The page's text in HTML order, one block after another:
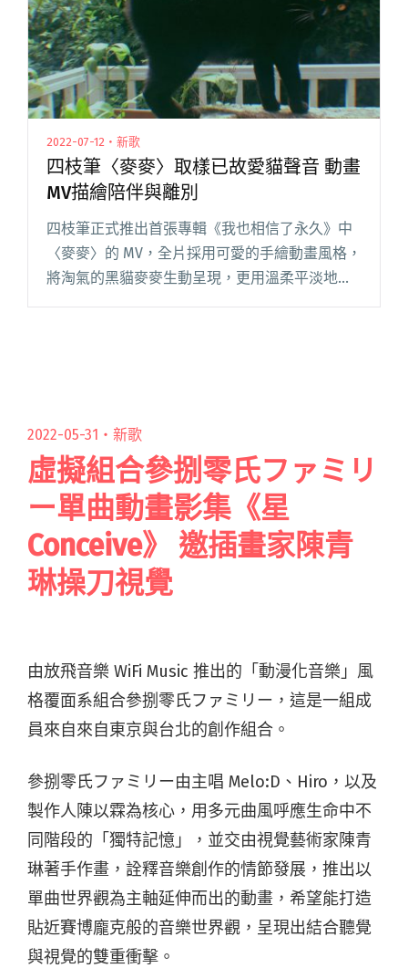
多角展現演技"
2022-07-12・新歌
四枝筆〈麥麥〉取樣已故愛貓聲音 動畫
MV描繪陪伴與離別
四枝筆正式推出首張專輯《我也相信了永久》中
〈麥麥〉的 MV，全片採用可愛的手繪動畫風格，
將淘氣的黑貓麥麥生動呈現，更用溫柔平淡地敘
述主人和寵物的生活點滴，背後隱藏著濃濃的感
2022-05-31・ 新歌
虛擬組合參捌零氏ファミリ
ー單曲動畫影集《星
Conceive》 邀插畫家陳青
琳操刀視覺
由放飛音樂 WiFi Music 推出的「動漫化音樂」風
格覆面系組合參捌零氏ファミリー，這是一組成
員來自來自東京與台北的創作組合。
參捌零氏ファミリー由主唱 Melo:D、Hiro，以及
製作人陳以霖為核心，用多元曲風呼應生命中不
同階段的「獨特記憶」，並交由視覺藝術家陳青
琳著手作畫，詮釋音樂創作的情節發展，推出以
單曲世界觀為主軸延伸而出的動畫，希望能打造
貼近賽博龐克般的音樂世界觀，呈現出結合聽覺
與視覺的雙重衝擊。